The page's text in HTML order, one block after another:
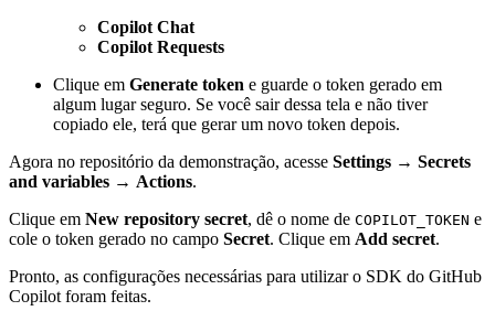
Copilot Chat
Copilot Requests
Clique em Generate token e guarde o token gerado em
algum lugar seguro. Se você sair dessa tela e não tiver
copiado ele, terá que gerar um novo token depois.
Agora no repositório da demonstração, acesse Settings → Secrets
and variables → Actions.
Clique em New repository secret, dê o nome de COPILOT_TOKEN e
cole o token gerado no campo Secret. Clique em Add secret.
Pronto, as configurações necessárias para utilizar o SDK do GitHub
Copilot foram feitas.